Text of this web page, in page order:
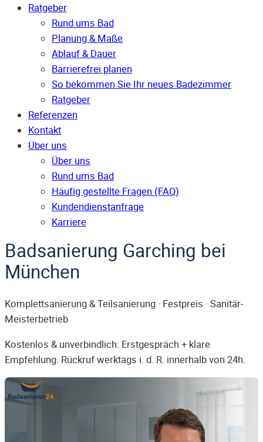
Ratgeber
Rund ums Bad
Planung & Maße
Ablauf & Dauer
Barrierefrei planen
So bekommen Sie Ihr neues Badezimmer
Ratgeber
Referenzen
Kontakt
Über uns
Über uns
Rund ums Bad
Häufig gestellte Fragen (FAQ)
Kunden­dienst­anfrage
Karriere
Badsanierung Garching bei
München
Komplettsanierung & Teilsanierung · Festpreis · Sanitär-
Meisterbetrieb
Kostenlos & unverbindlich: Erstgespräch + klare
Empfehlung. Rückruf werktags i. d. R. innerhalb von 24h.